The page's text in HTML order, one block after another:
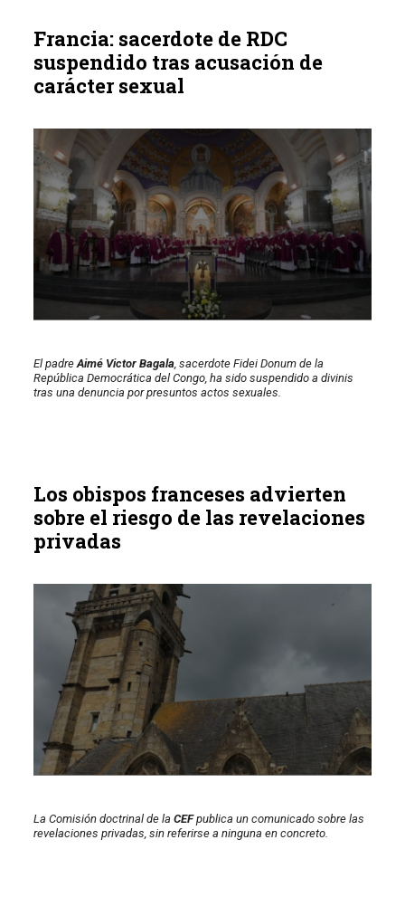
Francia: sacerdote de RDC
suspendido tras acusación de
carácter sexual
El padre Aimé Victor Bagala, sacerdote Fidei Donum de la
República Democrática del Congo, ha sido suspendido a divinis
tras una denuncia por presuntos actos sexuales.
Los obispos franceses advierten
sobre el riesgo de las revelaciones
privadas
La Comisión doctrinal de la CEFpublica un comunicado sobre las
revelaciones privadas, sin referirse a ninguna en concreto.